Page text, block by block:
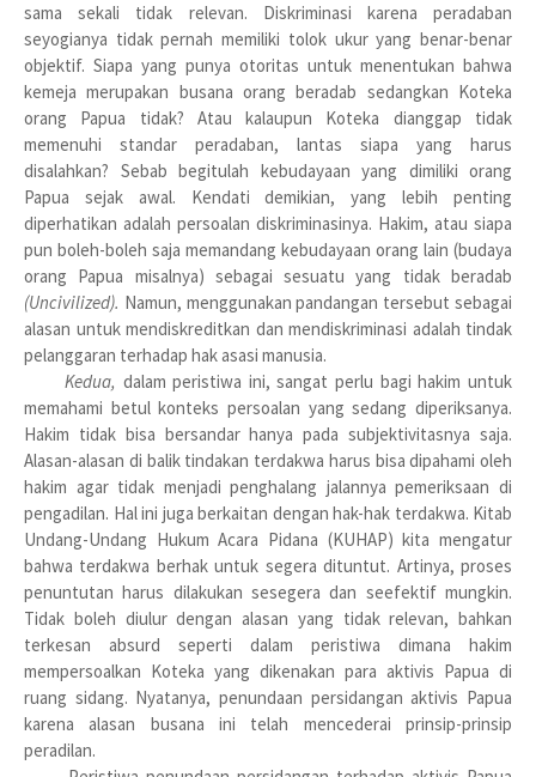
sama sekali tidak relevan. Diskriminasi karena peradaban
seyogianya tidak pernah memiliki tolok ukur yang benar-benar
objektif. Siapa yang punya otoritas untuk menentukan bahwa
kemeja merupakan busana orang beradab sedangkan Koteka
orang Papua tidak? Atau kalaupun Koteka dianggap tidak
memenuhi standar peradaban, lantas siapa yang harus
disalahkan? Sebab begitulah kebudayaan yang dimiliki orang
Papua sejak awal. Kendati demikian, yang lebih penting
diperhatikan adalah persoalan diskriminasinya. Hakim, atau siapa
pun boleh-boleh saja memandang kebudayaan orang lain (budaya
orang Papua misalnya) sebagai sesuatu yang tidak beradab
(Uncivilized). Namun, menggunakan pandangan tersebut sebagai
alasan untuk mendiskreditkan dan mendiskriminasi adalah tindak
pelanggaran terhadap hak asasi manusia.
Kedua, dalam peristiwa ini, sangat perlu bagi hakim untuk
memahami betul konteks persoalan yang sedang diperiksanya.
Hakim tidak bisa bersandar hanya pada subjektivitasnya saja.
Alasan-alasan di balik tindakan terdakwa harus bisa dipahami oleh
hakim agar tidak menjadi penghalang jalannya pemeriksaan di
pengadilan. Hal ini juga berkaitan dengan hak-hak terdakwa. Kitab
Undang-Undang Hukum Acara Pidana (KUHAP) kita mengatur
bahwa terdakwa berhak untuk segera dituntut. Artinya, proses
penuntutan harus dilakukan sesegera dan seefektif mungkin.
Tidak boleh diulur dengan alasan yang tidak relevan, bahkan
terkesan absurd seperti dalam peristiwa dimana hakim
mempersoalkan Koteka yang dikenakan para aktivis Papua di
ruang sidang. Nyatanya, penundaan persidangan aktivis Papua
karena alasan busana ini telah mencederai prinsip-prinsip
peradilan.